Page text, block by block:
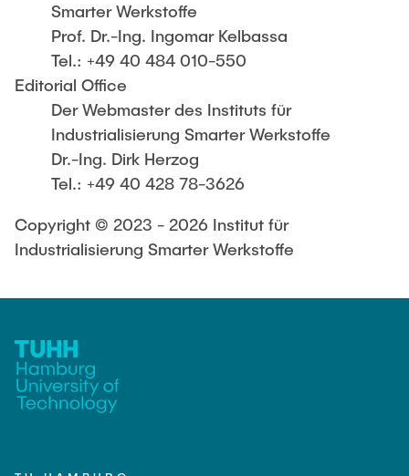
Smarter Werkstoffe
Prof. Dr.-Ing. Ingomar Kelbassa
Tel.: +49 40 484 010-550
Editorial Office
Der Webmaster des Instituts für
Industrialisierung Smarter Werkstoffe
Dr.-Ing. Dirk Herzog
Tel.: +49 40 428 78-3626
Copyright © 2023 - 2026 Institut für
Industrialisierung Smarter Werkstoffe